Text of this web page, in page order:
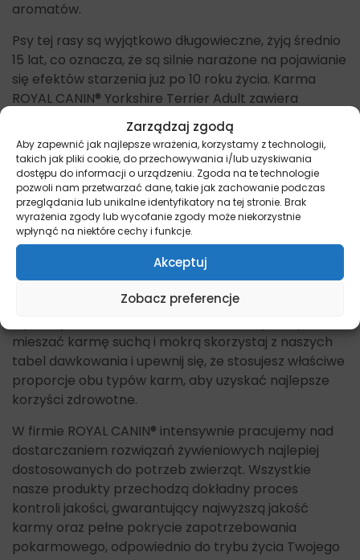
Zarządzaj zgodą
Aby zapewnić jak najlepsze wrażenia, korzystamy z technologii,
takich jak pliki cookie, do przechowywania i/lub uzyskiwania
dostępu do informacji o urządzeniu. Zgoda na te technologie
pozwoli nam przetwarzać dane, takie jak zachowanie podczas
przeglądania lub unikalne identyfikatory na tej stronie. Brak
wyrażenia zgody lub wycofanie zgody może niekorzystnie
wpłynąć na niektóre cechy i funkcje.
Akceptuj
Zobacz preferencje
aromatów.
Psy tej rasy są wyjątkowo długowieczne, żyją średnio
15 lat, co oznacza, że są silnie narażone na pojawianie
się efektów starzenia już po 10 roku życia. Karma
ROYAL CANIN® Yorkshire Terrier Adult zawiera
składniki pokarmowe wspomagające utrzymanie
witalności i zdrowia u psów starszych.
Odpowiednia higiena jamy ustnej jest szczególnie
ważna przy wyborze karmy dla twojego psa. Krokiety
ROYAL CANIN® Yorkshire Terrier Adult sprzyjają
ograniczaniu powstawania kamienia nazębnego
dzięki obecności związków wiążących wapń. Aby
zaspokoić indywidualne preferencje psów karma
ROYAL CANIN® Yorkshire Terrier Adult jest również
dostępna w formie mokrej, jako delikatny pasztet o
mieszać karmę suchą i mokrą skorzystaj z naszych
tabel dawkowania i upewnij się, że stosujesz właściwe
proporcje obu typów karm, aby uzyskać najlepsze
korzyści zdrowotne.
W firmie ROYAL CANIN® intensywnie pracujemy nad
dostarczaniem rozwiązań żywieniowych najlepiej
dostosowanych do potrzeb zwierząt. Wszystkie
nasze produkty przechodzą dokładny proces
kontroli jakości, gwarantujący najwyższą jakość
karmy oraz pełne pokrycie zapotrzebowania
pokarmowego, odpowiednio do trybu życia Twojego